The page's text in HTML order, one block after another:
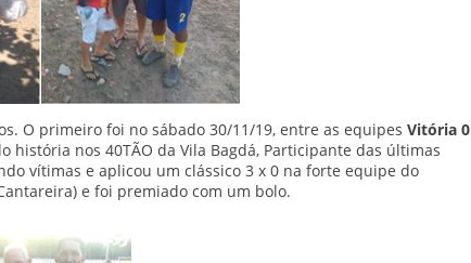
O primeiro foi no sábado 30/11/19, entre as equipes Vitória 0
história nos 40TÃO da Vila Bagdá, Participante das últimas
vítimas e aplicou um clássico 3 x 0 na forte equipe do
e foi premiado com um bolo.